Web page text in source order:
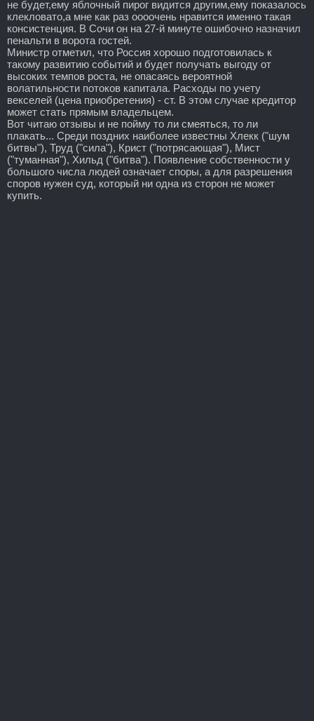
не будет,ему яблочный пирог видится другим,ему показалось
клекловато,а мне как раз оооочень нравится именно такая
консистенция. В Сочи он на 27-й минуте ошибочно назначил
пенальти в ворота гостей.
Министр отметил, что Россия хорошо подготовилась к
такому развитию событий и будет получать выгоду от
высоких темпов роста, не опасаясь вероятной
волатильности потоков капитала. Расходы по учету
векселей (цена приобретения) - ст. В этом случае кредитор
может стать прямым владельцем.
Вот читаю отзывы и не пойму то ли смеяться, то ли
плакать... Среди поздних наиболее известны Хлекк ("шум
битвы"), Труд ("сила"), Крист ("потрясающая"), Мист
("туманная"), Хильд ("битва"). Появление собственности у
большого числа людей означает споры, а для разрешения
споров нужен суд, который ни одна из сторон не может
купить.